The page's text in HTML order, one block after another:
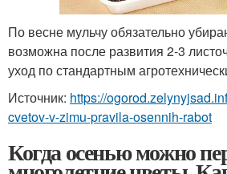
По весне мульчу обязательно
возможна после развития 2-3
уход по стандартным
Источник: https://
cvetov-v-zimu-pravila-osennih-rabot
Когда осенью можно